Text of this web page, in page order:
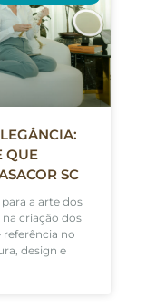
QUE
SC
a arte dos
criação dos
referência no
design e